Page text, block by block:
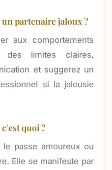
partenaire jaloux ?
aux comportements
des limites claires,
et suggerez un
si la jalousie
quoi ?
passe amoureux ou
Elle se manifeste par